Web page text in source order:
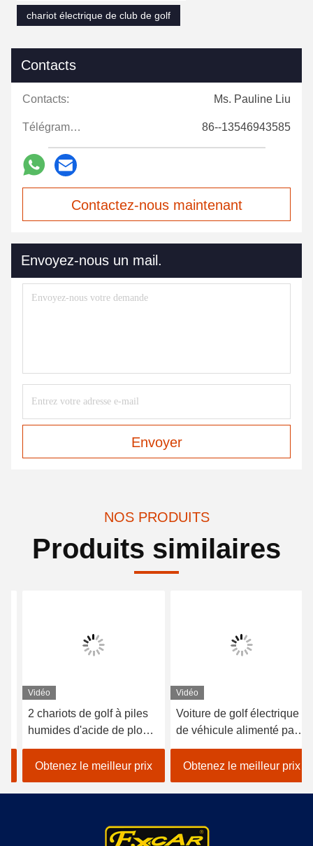
chariot électrique de club de golf
Contacts
Contacts: Ms. Pauline Liu
Télégramme: 86--13546943585
Contactez-nous maintenant
Envoyez-nous un mail.
Envoyer
NOS PRODUITS
Produits similaires
Vidéo
2 chariots de golf à piles
humides d'acide de plomb
de sièges/golf avec des
erreurs électrique de
voiture
Obtenez le meilleur prix
Vidéo
Voiture de golf électrique
de véhicule alimenté par
batterie au lithium 48V
EXCAR A1S6 + 2 blanc
Obtenez le meilleur prix